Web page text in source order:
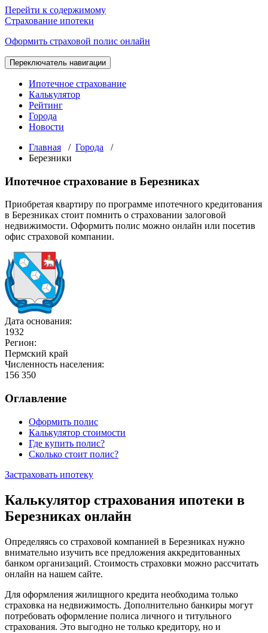
Перейти к содержимому
Страхование ипотеки
Оформить страховой полис онлайн
Переключатель навигации
Ипотечное страхование
Калькулятор
Рейтинг
Города
Новости
Главная / Города /
Березники
Ипотечное страхование в Березниках
Приобретая квартиру по программе ипотечного кредитования
в Березниках стоит помнить о страховании залоговой
недвижимости. Оформить полис можно онлайн или посетив
офис страховой компании.
Дата основания:
1932
Регион:
Пермский край
Численность населения:
156 350
Оглавление
Оформить полис
Калькулятор стоимости
Где купить полис?
Сколько стоит полис?
Застраховать ипотеку
Калькулятор страхования ипотеки в
Березниках онлайн
Определяясь со страховой компанией в Березниках нужно
внимательно изучить все предложения аккредитованных
банком организаций. Стоимость страховки можно рассчитать
онлайн на нашем сайте.
Для оформления жилищного кредита необходима только
страховка на недвижимость. Дополнительно банкиры могут
потребовать оформление полиса личного и титульного
страхования. Это выгодно не только кредитору, но и